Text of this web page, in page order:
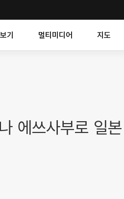
기 멀티미디어 지도
에쓰사부로 일